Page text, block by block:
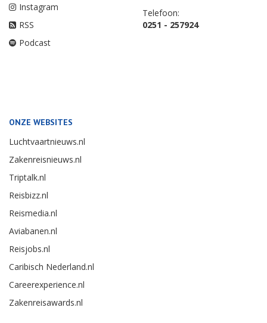
Instagram
RSS
Podcast
Telefoon:
0251 - 257924
ONZE WEBSITES
Luchtvaartnieuws.nl
Zakenreisnieuws.nl
Triptalk.nl
Reisbizz.nl
Reismedia.nl
Aviabanen.nl
Reisjobs.nl
Caribisch Nederland.nl
Careerexperience.nl
Zakenreisawards.nl